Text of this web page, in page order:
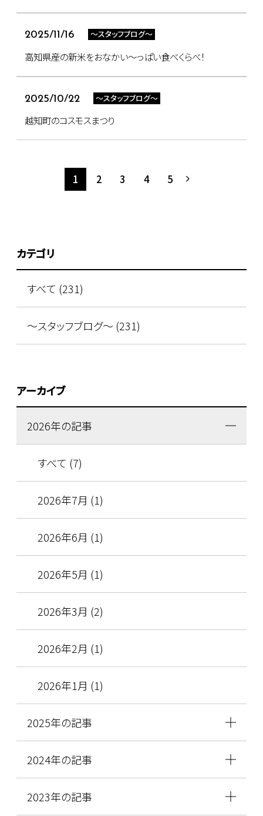
2025/11/16 ～スタッフブログ～
高知県産の新米をおなかい～っぱい食べくらべ！
2025/10/22 ～スタッフブログ～
越知町のコスモスまつり
1 2 3 4 5
カテゴリ
すべて (231)
～スタッフブログ～ (231)
アーカイブ
2026年の記事
すべて (7)
2026年7月 (1)
2026年6月 (1)
2026年5月 (1)
2026年3月 (2)
2026年2月 (1)
2026年1月 (1)
2025年の記事
2024年の記事
2023年の記事